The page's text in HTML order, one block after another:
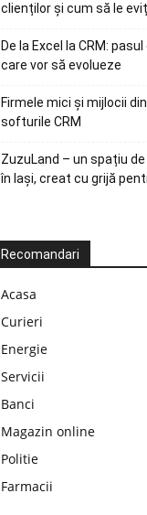
clienților și cum să le
De la Excel la CRM:
care vor să evolueze
Firmele mici și mijlocii
softurile CRM
ZuzuLand – un spațiu
în Iași, creat cu grijă
Recomandari
Acasa
Curieri
Energie
Servicii
Banci
Magazin online
Politie
Farmacii